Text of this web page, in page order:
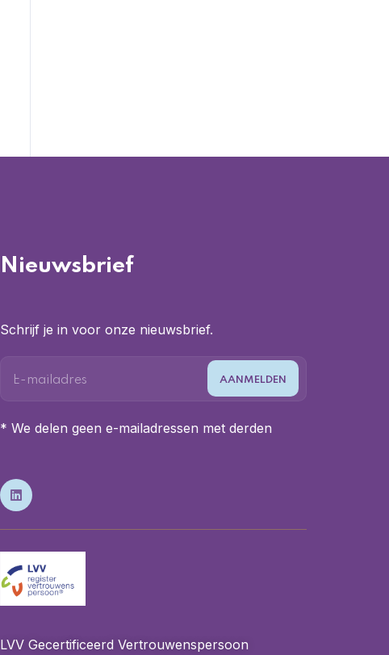
Nieuwsbrief
Schrijf je in voor onze nieuwsbrief.
* We delen geen e-mailadressen met derden
LVV Gecertificeerd Vertrouwenspersoon